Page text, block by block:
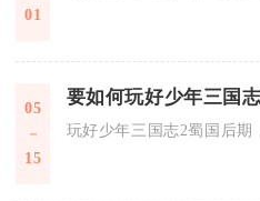
01
05
15
玩好少年三国志2蜀国后